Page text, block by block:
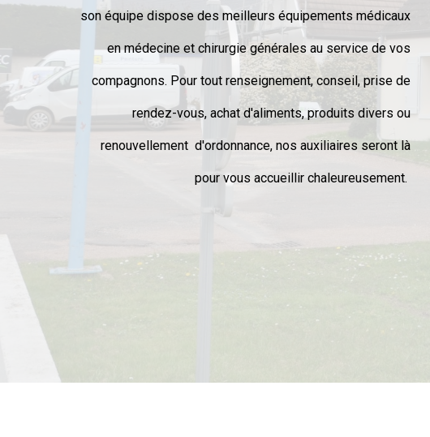
son équipe dispose des meilleurs équipements médicaux
en médecine et chirurgie générales au service de vos
compagnons. Pour tout renseignement, conseil, prise de
rendez-vous, achat d'aliments, produits divers ou
renouvellement d'ordonnance, nos auxiliaires seront là
pour vous accueillir chaleureusement.